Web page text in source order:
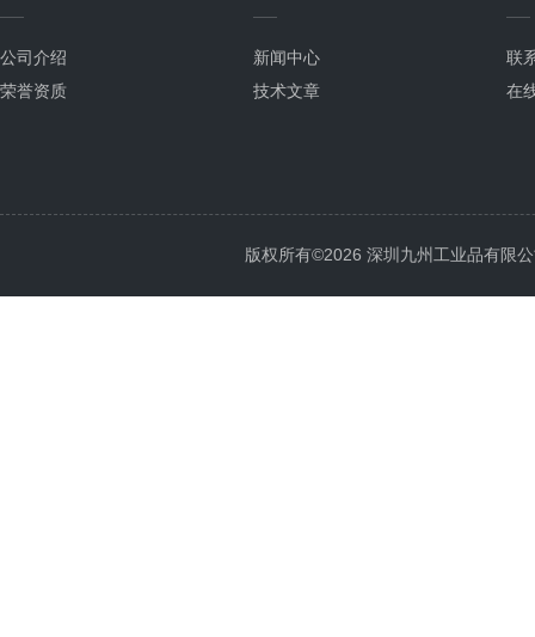
公司介绍
荣誉资质
新闻中心
技术文章
联
在
版权所有©2026 深圳九州工业品有限